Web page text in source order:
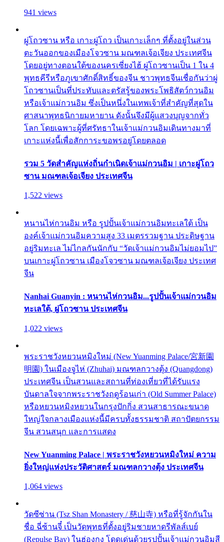
941 views
ผู่โถวซาน หรือ เกาะผู่โถว เป็นเกาะเล็กๆ ที่ตั้งอยู่ในส่วน
ตะวันออกของเมืองโจวซาน มณฑลเจ้อเจียง ประเทศจีน
โดยอยู่ทางตอนใต้ของนครเซี่ยงไฮ้ ผู่โถวซานเป็น 1 ใน 4
พุทธคีรีหรือภูเขาศักดิ์สิทธิ์ของจีน ชาวพุทธจีนเชื่อกันว่าผู่
โถวซานเป็นที่ประทับและตรัสรู้ของพระโพธิสัตว์กวนอิม
หรือเจ้าแม่กวนอิม ซึ่งเป็นหนึ่งในเทพเจ้าที่สำคัญที่สุดใน
ศาสนาพุทธนิกายมหายาน ดังนั้นจึงมีผู้แสวงบุญจากทั่ว
โลก โดยเฉพาะผู้ที่ศรัทธาในเจ้าแม่กวนอิมเดินทางมาที่
เกาะแห่งนี้เพื่อสักการะขอพรอยู่โดยตลอด
รวม 5 วัดสำคัญแห่งถิ่นกำเนิดเจ้าแม่กวนอิม | เกาะผู่โถว
ซาน มณฑลเจ้อเจียง ประเทศจีน
1,522 views
หนานไห่กวนอิม หรือ รูปปั้นเจ้าแม่กวนอิมทะเลใต้ เป็น
องค์เจ้าแม่กวนอิมความสูง 33 เมตรรวมฐาน ประดิษฐาน
อยู่ริมทะเล ไม่ไกลกันนักกับ “วัดเจ้าแม่กวนอิมไม่ยอมไป”
บนเกาะผู่โถวซาน เมืองโจวซาน มณฑลเจ้อเจียง ประเทศ
จีน
Nanhai Guanyin : หนานไห่กวนอิม...รูปปั้นเจ้าแม่กวนอิม
ทะเลใต้, ผู่โถวซาน ประเทศจีน
1,022 views
พระราชวังหยวนหมิงใหม่ (New Yuanming Palace/宮新園
明園) ในเมืองจูไห่ (Zhuhai) มณฑลกวางตุ้ง (Quangdong)
ประเทศจีน เป็นสวนและสถานที่ท่องเที่ยวที่ได้รับแรง
บันดาลใจจากพระราชวังฤดูร้อนเก่า (Old Summer Palace)
หรือหยวนหมิงหยวนในกรุงปักกิ่ง สวนสาธารณะขนาด
ใหญ่ใจกลางเมืองแห่งนี้มีครบทั้งธรรมชาติ สถาปัตยกรรม
จีน สวนสนุก และการแสดง
New Yuanming Palace | พระราชวังหยวนหมิงใหม่ ความ
ยิ่งใหญ่แห่งประวัติศาสตร์ มณฑลกวางตุ้ง ประเทศจีน
1,064 views
วัดซีซ่าน (Tsz Shan Monastery / 慈山寺) หรือที่รู้จักกันใน
ชื่อ ฉี่ซ้านจี๋ เป็นวัดพุทธที่ตั้งอยู่ริมชายหาดรีพัลส์เบย์
(Repulse Bay) ในฮ่องกง โดดเด่นด้วยรูปปั้นเจ้าแม่กวนอิมสี